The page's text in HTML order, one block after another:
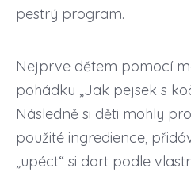
pestrý program.
Nejprve dětem pomocí
pohádku „Jak pejsek s
Následně si děti mohly
použité ingredience,
„upéct“ si dort podle